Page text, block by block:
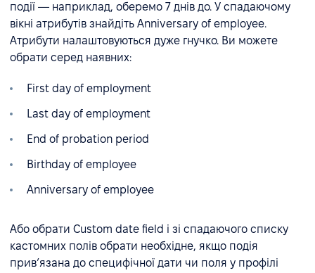
події — наприклад, оберемо 7 днів до. У спадаючому
вікні атрибутів знайдіть Anniversary of employee.
Атрибути налаштовуються дуже гнучко. Ви можете
обрати серед наявних:
First day of employment
Last day of employment
End of probation period
Birthday of employee
Anniversary of employee
Або обрати Custom date field і зі спадаючого списку
кастомних полів обрати необхідне, якщо подія
привʼязана до специфічної дати чи поля у профілі